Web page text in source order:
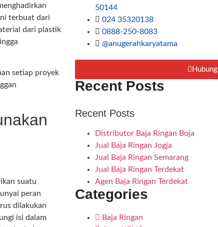
terbuat dari
dari plastik
setiap proyek
suatu
peran
dilakukan
isi dalam
50144
024 35320138
0888-250-8083
@anugerahkaryatama
Recent Posts
Recent Posts
Distributor Baja Ringan Boja
Jual Baja Ringan Jogja
Jual Baja Ringan Semarang
Jual Baja Ringan Terdekat
Agen Baja Ringan Terdekat
Categories
Baja Ringan